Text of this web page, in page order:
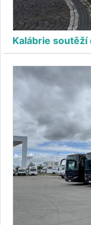
Kalábrie